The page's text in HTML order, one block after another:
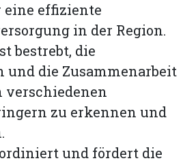
eine effiziente
in der Region.
bestrebt, die
die Zusammenarbeit
verschiedenen
zu erkennen und
und fördert die